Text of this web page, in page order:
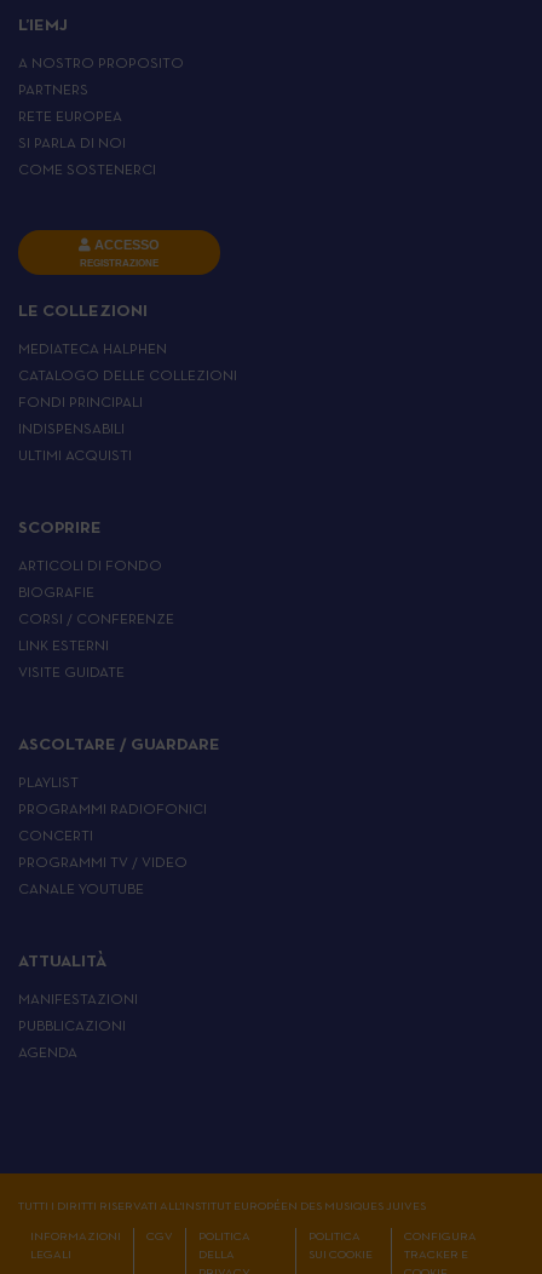
L’IEMJ
A NOSTRO PROPOSITO
PARTNERS
RETE EUROPEA
SI PARLA DI NOI
COME SOSTENERCI
ACCESSO
REGISTRAZIONE
LE COLLEZIONI
MEDIATECA HALPHEN
CATALOGO DELLE COLLEZIONI
FONDI PRINCIPALI
INDISPENSABILI
ULTIMI ACQUISTI
SCOPRIRE
ARTICOLI DI FONDO
BIOGRAFIE
CORSI / CONFERENZE
LINK ESTERNI
VISITE GUIDATE
ASCOLTARE / GUARDARE
PLAYLIST
PROGRAMMI RADIOFONICI
CONCERTI
PROGRAMMI TV / VIDEO
CANALE YOUTUBE
ATTUALITÀ
MANIFESTAZIONI
PUBBLICAZIONI
AGENDA
TUTTI I DIRITTI RISERVATI ALL'INSTITUT EUROPÉEN DES MUSIQUES JUIVES
INFORMAZIONI
LEGALI
CGV
POLITICA
DELLA
POLITICA
SUI COOKIE
CONFIGURA
TRACKER E